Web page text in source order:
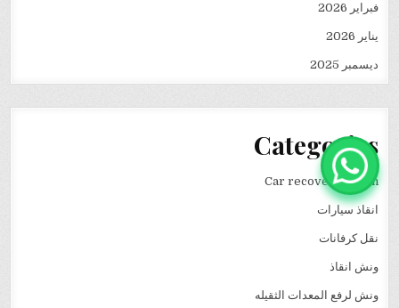
فبراير 2026
يناير 2026
ديسمبر 2025
Categories
Car recovery winch
انقاذ سيارات
نقل كرفانات
ونش انقاذ
ونش لرفع المعدات الثقيله